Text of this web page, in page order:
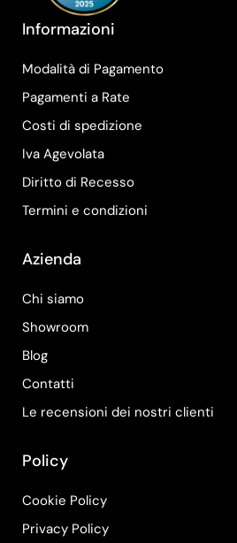
Informazioni
Modalità di Pagamento
Pagamenti a Rate
Costi di spedizione
Iva Agevolata
Diritto di Recesso
Termini e condizioni
Azienda
Chi siamo
Showroom
Blog
Contatti
Le recensioni dei nostri clienti
Policy
Cookie Policy
Privacy Policy